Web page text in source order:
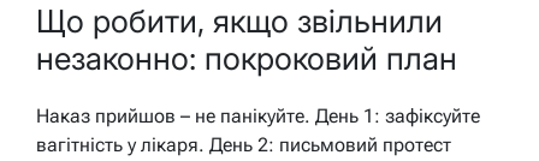
Що робити, якщо звільнили
незаконно: покроковий план
Наказ прийшов – не панікуйте. День 1: зафіксуйте
вагітність у лікаря. День 2: письмовий протест